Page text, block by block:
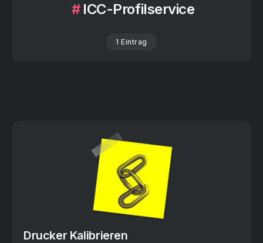
ICC-Profilservice
1 Eintrag
Drucker Kalibrieren